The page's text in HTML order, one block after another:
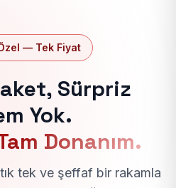
— Tek Fiyat
Sürpriz
Yok.
Donanım.
tek ve şeffaf bir rakamla